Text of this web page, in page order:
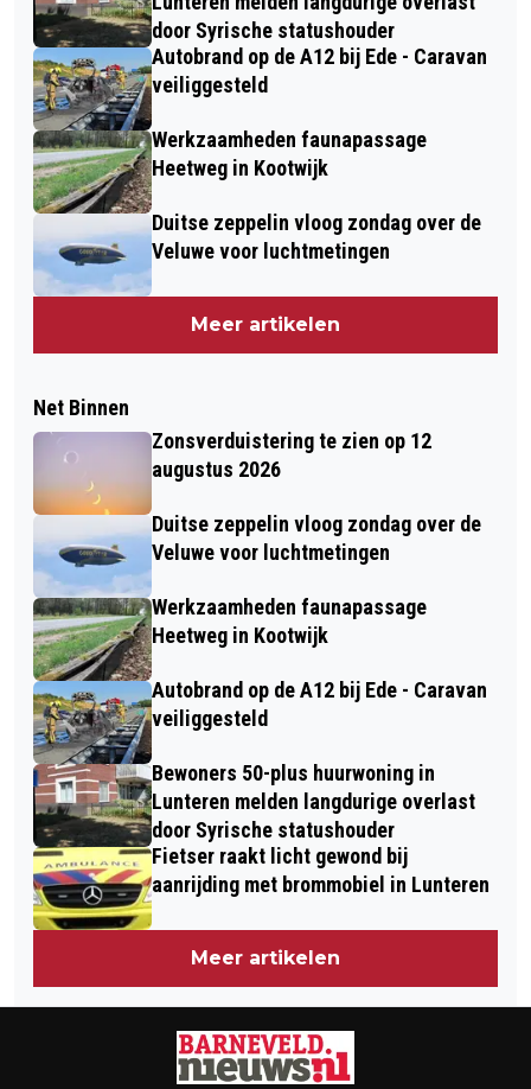
door Syrische statushouder
Autobrand op de A12 bij Ede - Caravan
veiliggesteld
Werkzaamheden faunapassage
Heetweg in Kootwijk
Duitse zeppelin vloog zondag over de
Veluwe voor luchtmetingen
Meer artikelen
Net Binnen
Zonsverduistering te zien op 12
augustus 2026
Duitse zeppelin vloog zondag over de
Veluwe voor luchtmetingen
Werkzaamheden faunapassage
Heetweg in Kootwijk
Autobrand op de A12 bij Ede - Caravan
veiliggesteld
Bewoners 50-plus huurwoning in
Lunteren melden langdurige overlast
door Syrische statushouder
Fietser raakt licht gewond bij
aanrijding met brommobiel in Lunteren
Meer artikelen